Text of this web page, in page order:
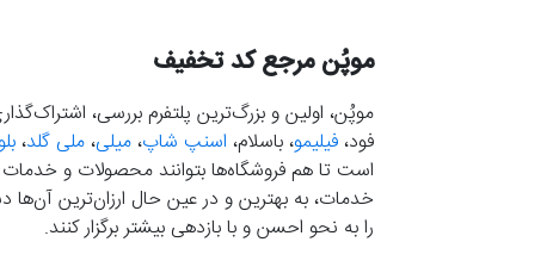
موپُن مرجع کد تخفیف
موپُن، اولین و بزرگ‌ترین پلتفرم بررسی،
فود، فیلیمو، باسلام، اسنپ شاپ، میلی، ملی گلد،
است تا هم فروشگاه‌ها بتوانند محصولات و خدمات
خدمات، به بهترین و در عین حال ارزان‌ترین آن‌ها
را به نحو احسن و با بازدهی بیشتر برگزار کنند.